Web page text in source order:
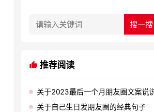
推荐阅读
关于2023最后一个月朋友圈文案说
关于自己生日发朋友圈的经典句子